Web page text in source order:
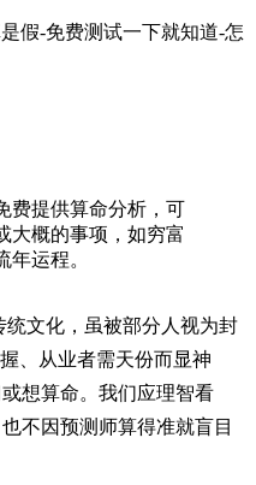
假-免费测试一下就知道-怎
费提供算命分析，可
大概的事项，如穷富
运程。
文化，虽被部分人视为封
、从业者需天份而显神
想算命。我们应理智看
不因预测师算得准就盲目